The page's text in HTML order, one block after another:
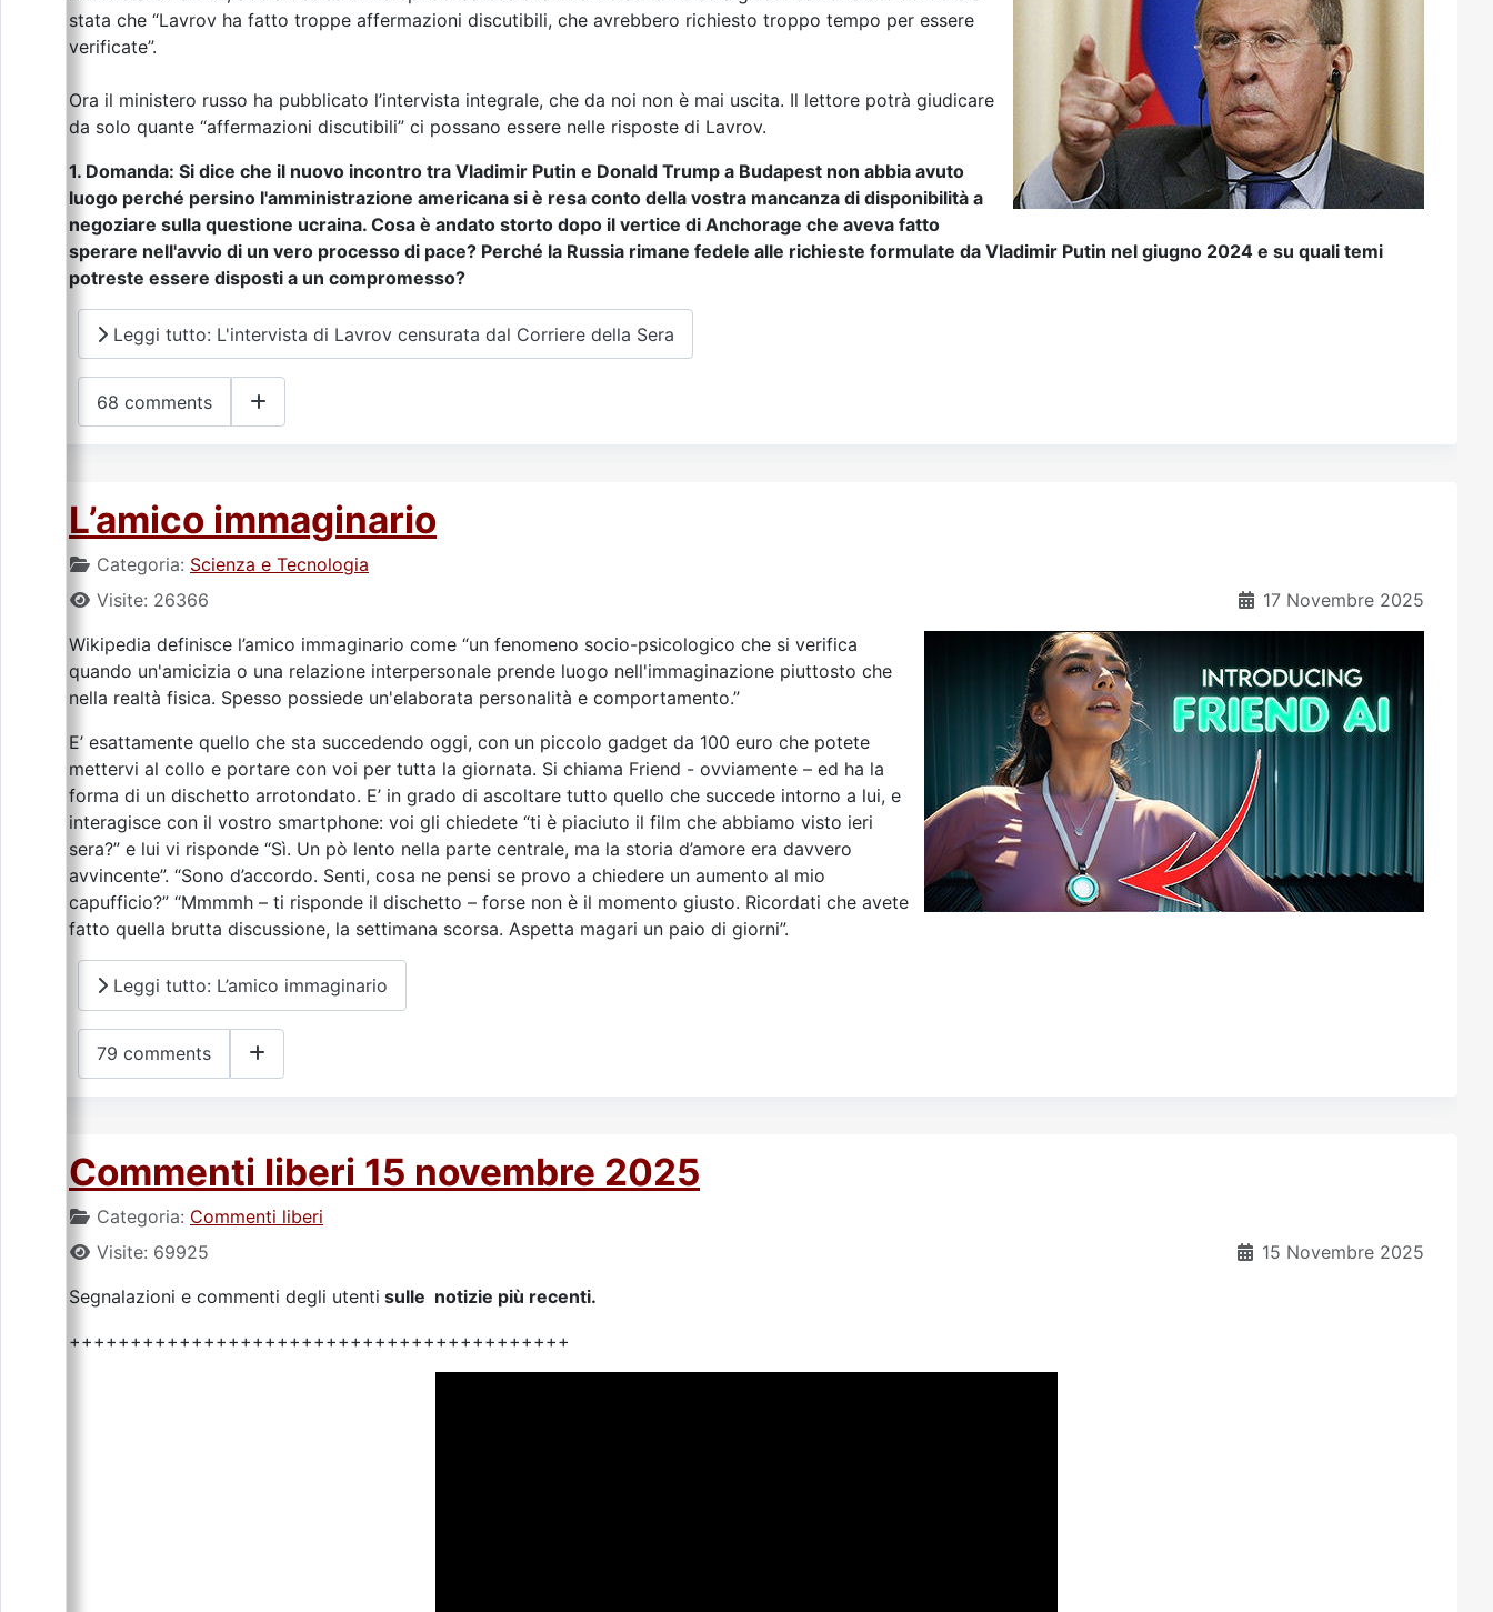
stata che “Lavrov ha fatto troppe affermazioni discutibili, che avrebbero richiesto troppo tempo per essere
verificate”.
Ora il ministero russo ha pubblicato l’intervista integrale, che da noi non è mai uscita. Il lettore potrà giudicare
da solo quante “affermazioni discutibili” ci possano essere nelle risposte di Lavrov.
1. Domanda: Si dice che il nuovo incontro tra Vladimir Putin e Donald Trump a Budapest non abbia avuto
luogo perché persino l'amministrazione americana si è resa conto della vostra mancanza di disponibilità a
negoziare sulla questione ucraina. Cosa è andato storto dopo il vertice di Anchorage che aveva fatto
sperare nell'avvio di un vero processo di pace? Perché la Russia rimane fedele alle richieste formulate da Vladimir Putin nel giugno 2024 e su quali temi
potreste essere disposti a un compromesso?
Leggi tutto: L'intervista di Lavrov censurata dal Corriere della Sera
68 comments
L’amico immaginario
Categoria: Scienza e Tecnologia
17 Novembre 2025
Visite: 26366
Wikipedia definisce l’amico immaginario come “un fenomeno socio-psicologico che si verifica
quando un'amicizia o una relazione interpersonale prende luogo nell'immaginazione piuttosto che
nella realtà fisica. Spesso possiede un'elaborata personalità e comportamento.”
E’ esattamente quello che sta succedendo oggi, con un piccolo gadget da 100 euro che potete
mettervi al collo e portare con voi per tutta la giornata. Si chiama Friend - ovviamente – ed ha la
forma di un dischetto arrotondato. E’ in grado di ascoltare tutto quello che succede intorno a lui, e
interagisce con il vostro smartphone: voi gli chiedete “ti è piaciuto il film che abbiamo visto ieri
sera?” e lui vi risponde “Sì. Un pò lento nella parte centrale, ma la storia d’amore era davvero
avvincente”. “Sono d’accordo. Senti, cosa ne pensi se provo a chiedere un aumento al mio
capufficio?” “Mmmmh – ti risponde il dischetto – forse non è il momento giusto. Ricordati che avete
fatto quella brutta discussione, la settimana scorsa. Aspetta magari un paio di giorni”.
Leggi tutto: L’amico immaginario
79 comments
Commenti liberi 15 novembre 2025
Categoria: Commenti liberi
15 Novembre 2025
Visite: 69925
Segnalazioni e commenti degli utenti sulle notizie più recenti.
+++++++++++++++++++++++++++++++++++++++++